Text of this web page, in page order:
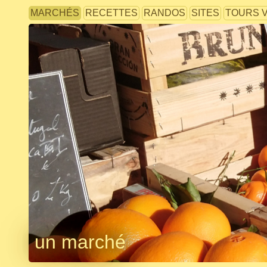
MARCHÉS RECETTES RANDOS SITES TOURS
un marché